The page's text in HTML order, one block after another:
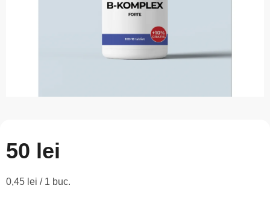
50 lei
Evaluare
0,45 lei / 1 buc.